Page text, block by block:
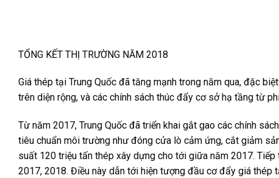
TỔNG KẾT THỊ TRƯỜNG NĂM 2018
Giá thép tại Trung Quốc đã tăng mạnh trong năm qua, đặc
trên diện rộng, và các chính sách thúc đẩy cơ sở hạ tầng từ
Từ năm 2017, Trung Quốc đã triển khai gắt gao các chính
tiêu chuẩn môi trường như đóng cửa lò cảm ứng, cắt giảm
suất 120 triệu tấn thép xây dựng cho tới giữa năm 2017.
2017, 2018. Điều này dẫn tới hiện tượng đầu cơ đẩy giá thép